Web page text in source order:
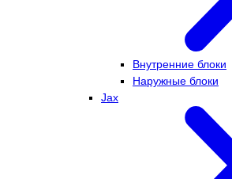
Внутренние блоки
Наружные блоки
Jax